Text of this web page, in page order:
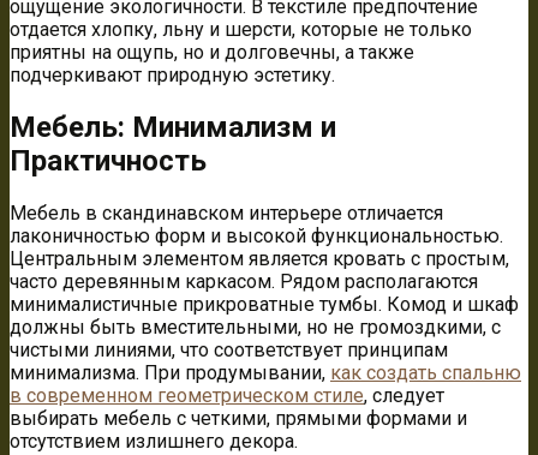
ощущение экологичности. В текстиле предпочтение
отдается хлопку, льну и шерсти, которые не только
приятны на ощупь, но и долговечны, а также
подчеркивают природную эстетику.
Мебель: Минимализм и
Практичность
Мебель в скандинавском интерьере отличается
лаконичностью форм и высокой функциональностью.
Центральным элементом является кровать с простым,
часто деревянным каркасом. Рядом располагаются
минималистичные прикроватные тумбы. Комод и шкаф
должны быть вместительными, но не громоздкими, с
чистыми линиями, что соответствует принципам
минимализма. При продумывании, как создать спальню
в современном геометрическом стиле, следует
выбирать мебель с четкими, прямыми формами и
отсутствием излишнего декора.